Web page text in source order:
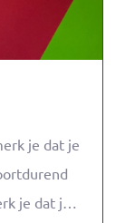
en
Eyden is
je dat je
je dat je